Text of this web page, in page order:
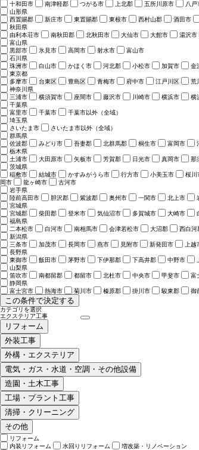
十和田市
南津軽郡 つがる市 上北郡 五所川原市 八戸
山形県
西置賜郡
新庄市 東置賜郡 東根市 西村山郡 酒田市
秋田県
由利本荘市
南秋田郡 北秋田市 大仙市 大館市 湯沢市
富山県
黒部市
氷見市 高岡市 射水市
富山市
石川県
珠洲市
白山市 かほく市 河北郡 小松市 加賀市 金
東京都
多摩市
台東区 豊島区 青梅市 府中市 江戸川区 荒
神奈川県
三浦市
横須賀市 座間市 藤沢市 川崎市 横浜市
横
千葉県
富里市
千葉市
千葉市以外（全域）
埼玉県
さいたま市
さいたま市以外（全域）
群馬県
佐波郡
みどり市 吾妻郡 北群馬郡 桐生市 富岡市
栃木県
土浦市
大田原市 矢板市 芳賀郡 日光市 真岡市 那
茨城県
稲敷市
結城市 かすみがうら市 行方市 小美玉市 桜川
岡市
龍ヶ崎市
古河市
岩手県
陸前高田市
胆沢郡 紫波郡 奥州市 一関市 北上市
宮城県
宮城郡
柴田郡 登米市 気仙沼市 多賀城市 大崎市
福島県
二本松市
白河市 南相馬市 会津若松市 大沼郡 西白河
新潟県
三条市
加茂市 長岡市 燕市 見附市 新発田市 上越
長野県
東御市
飯田市 茅野市 下伊那郡 下高井郡 中野市
山梨県
笛吹市
南都留郡 都留市 北杜市 中央市 甲斐市 富
静岡県
富士宮市
熱海市 菊川市 榛原郡 掛川市 駿東郡 御
この条件で決定する
カテゴリを選択
リフォーム
外装工事
外構・エクステリア
電気・ガス・水道・空調・その他設備
造園・土木工事
工場・プラント工事
清掃・クリーニング
その他
リフォーム
内装リフォーム
水回りリフォーム
増改築・リノベーション